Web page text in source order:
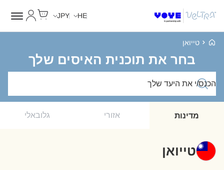
HE
JPY
Voye Homepage
טייואן
בחר את תוכנית האיסים שלך
חפש חבילות
מדינות אזורי גלובאלי
טייואן